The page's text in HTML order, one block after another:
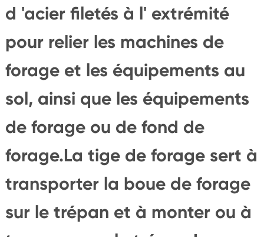
d 'acier filetés à l' extrémité
pour relier les machines de
forage et les équipements au
sol, ainsi que les équipements
de forage ou de fond de
forage.La tige de forage sert à
transporter la boue de forage
sur le trépan et à monter ou à